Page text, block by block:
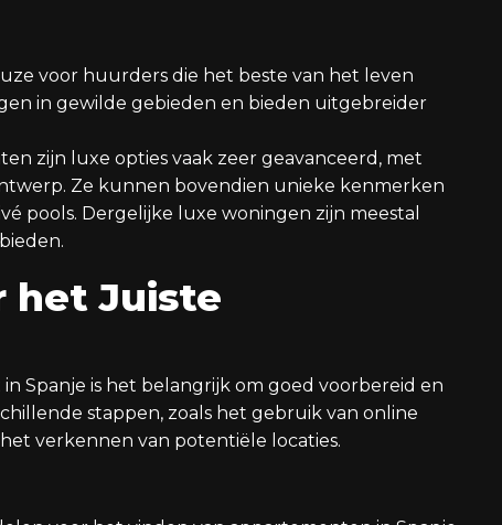
voor huurders die het beste van het leven
in gewilde gebieden en bieden uitgebreider
zijn luxe opties vaak zeer geavanceerd, met
Ze kunnen bovendien unieke kenmerken
pools. Dergelijke luxe woningen zijn meestal
het Juiste
Spanje is het belangrijk om goed voorbereid en
stappen, zoals het gebruik van online
verkennen van potentiële locaties.